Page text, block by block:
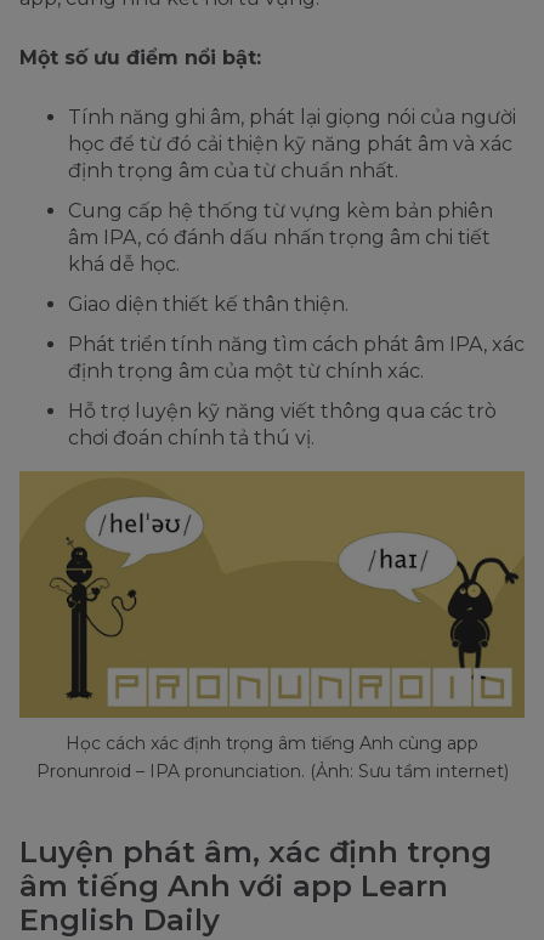
Một số ưu điểm nổi bật:
Tính năng ghi âm, phát lại giọng nói của người
học để từ đó cải thiện kỹ năng phát âm và xác
định trọng âm của từ chuẩn nhất.
Cung cấp hệ thống từ vựng kèm bản phiên
âm IPA, có đánh dấu nhấn trọng âm chi tiết
khá dễ học.
Giao diện thiết kế thân thiện.
Phát triển tính năng tìm cách phát âm IPA, xác
định trọng âm của một từ chính xác.
Hỗ trợ luyện kỹ năng viết thông qua các trò
chơi đoán chính tả thú vị.
Học cách xác định trọng âm tiếng Anh cùng app
Pronunroid – IPA pronunciation. (Ảnh: Sưu tầm internet)
Luyện phát âm, xác định trọng
âm tiếng Anh với app Learn
English Daily